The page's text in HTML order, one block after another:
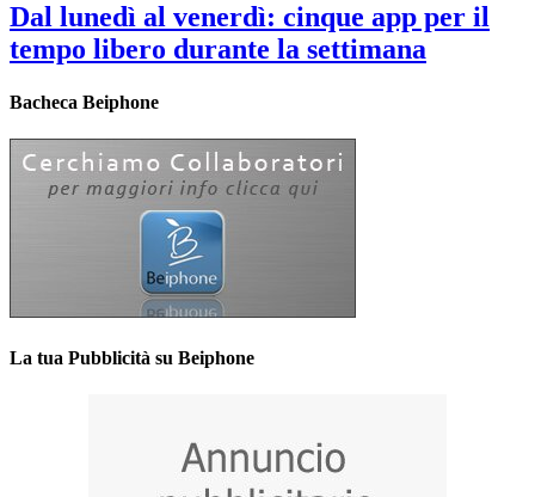
Dal lunedì al venerdì: cinque app per il
tempo libero durante la settimana
Bacheca Beiphone
La tua Pubblicità su Beiphone